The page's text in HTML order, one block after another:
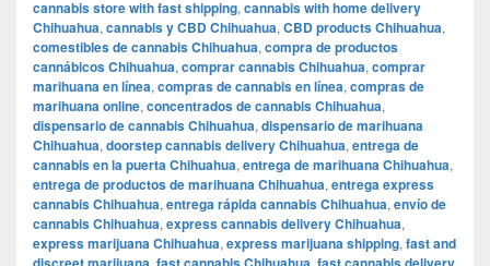
cannabis store with fast shipping, cannabis with home delivery
Chihuahua, cannabis y CBD Chihuahua, CBD products Chihuahua,
comestibles de cannabis Chihuahua, compra de productos
cannábicos Chihuahua, comprar cannabis Chihuahua, comprar
marihuana en línea, compras de cannabis en línea, compras de
marihuana online, concentrados de cannabis Chihuahua,
dispensario de cannabis Chihuahua, dispensario de marihuana
Chihuahua, doorstep cannabis delivery Chihuahua, entrega de
cannabis en la puerta Chihuahua, entrega de marihuana Chihuahua,
entrega de productos de marihuana Chihuahua, entrega express
cannabis Chihuahua, entrega rápida cannabis Chihuahua, envío de
cannabis Chihuahua, express cannabis delivery Chihuahua,
express marijuana Chihuahua, express marijuana shipping, fast and
, ,